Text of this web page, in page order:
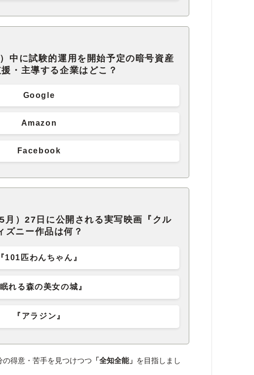
中に試験的運用を開始予定の暗号資産
・主導する企業はどこ？
Google
Amazon
Facebook
月）27日に公開される実写映画『クル
ズニー作品は何？
『101匹わんちゃん』
眠れる森の美女の城』
『アラジン』
得意・苦手を見つけつつ 「全知全能」 を目指しまし